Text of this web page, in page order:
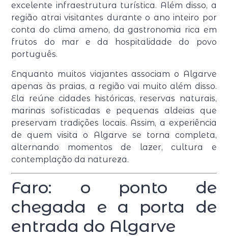
excelente infraestrutura turística. Além disso, a
região atrai visitantes durante o ano inteiro por
conta do clima ameno, da gastronomia rica em
frutos do mar e da hospitalidade do povo
português.
Enquanto muitos viajantes associam o Algarve
apenas às praias, a região vai muito além disso.
Ela reúne cidades históricas, reservas naturais,
marinas sofisticadas e pequenas aldeias que
preservam tradições locais. Assim, a experiência
de quem visita o Algarve se torna completa,
alternando momentos de lazer, cultura e
contemplação da natureza.
Faro: o ponto de
chegada e a porta de
entrada do Algarve